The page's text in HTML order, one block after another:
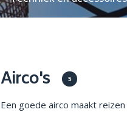
Airco's 5
Een goede airco maakt